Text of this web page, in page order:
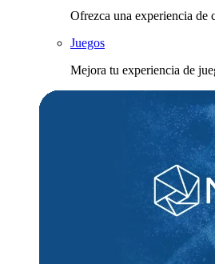
Ofrezca una experiencia de
Juegos
Mejora tu experiencia de